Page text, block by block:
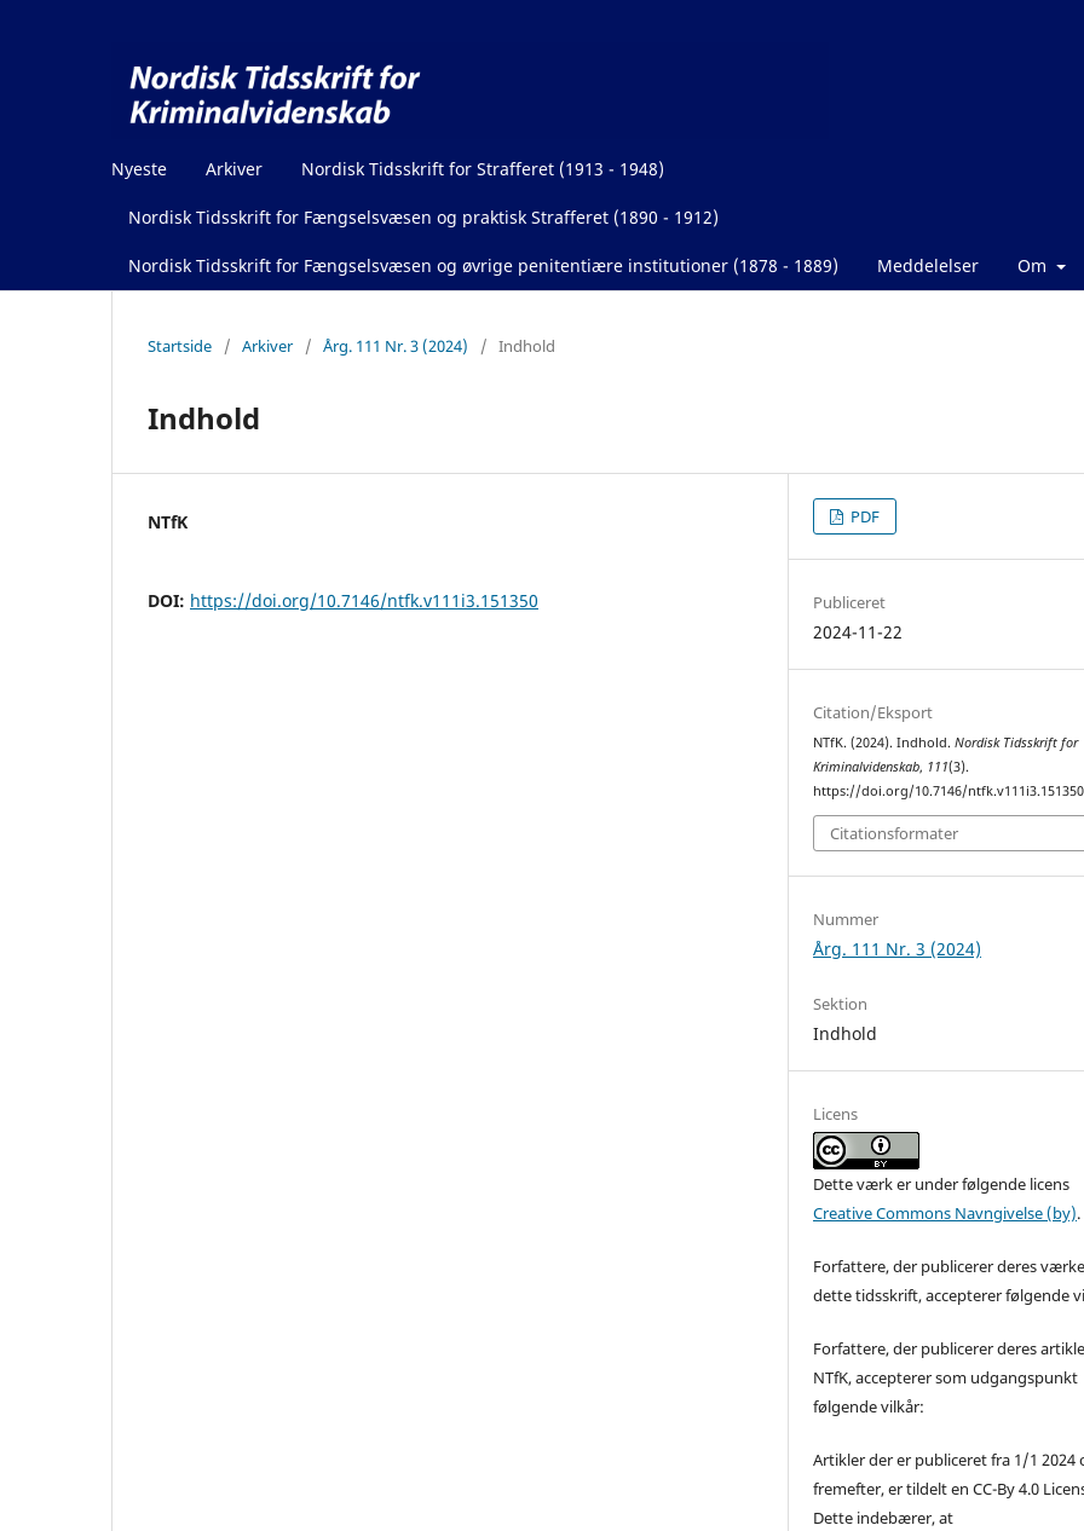
Nyeste Arkiver Nordisk Tidsskrift for Strafferet (1913 - 1948)
Nordisk Tidsskrift for Fængselsvæsen og praktisk Strafferet (1890 - 1912)
Nordisk Tidsskrift for Fængselsvæsen og øvrige penitentiære institutioner (1878 - 1889) Meddelelser Om
Startside / Arkiver / Årg. 111 Nr. 3 (2024) / Indhold
Indhold
NTfK
DOI: https://doi.org/10.7146/ntfk.v111i3.151350
PDF
Publiceret
2024-11-22
Citation/Eksport
NTfK. (2024). Indhold.Nordisk Tidsskrift for
Kriminalvidenskab, 111(3).
https://doi.org/10.7146/ntfk.v111i3.151350
Citationsformater
Nummer
Årg. 111 Nr. 3 (2024)
Sektion
Indhold
Licens
Dette værk er under følgende licens
Creative Commons Navngivelse (by).
Forfattere, der publicerer deres
dette tidsskrift, accepterer følgende
Forfattere, der publicerer deres
NTfK, accepterer som udgangspunkt
følgende vilkår:
Artikler der er publiceret fra 1/1 2024
fremefter, er tildelt en CC-By 4.0
Dette indebærer, at